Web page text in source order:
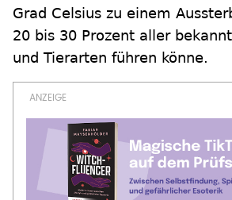
Grad Celsius zu einem
20 bis 30 Prozent aller
und Tierarten führen könne.